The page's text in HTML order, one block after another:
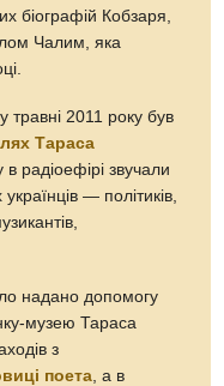
біографій Кобзаря,
Чалим, яка
травні 2011 року був
Тараса
радіоефірі звучали
— політиків,
надано допомогу
музею Тараса
з
поета , а в